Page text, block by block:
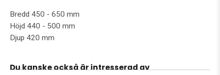
Bredd 450 - 650 mm
Höjd 440 - 500 mm
Djup 420 mm
Du kanske också är intresserad av